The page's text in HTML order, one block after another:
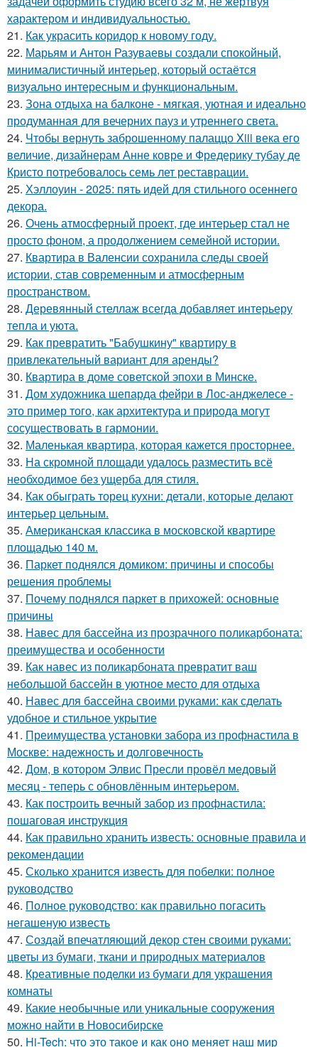
характером и индивидуальностью.
21. Как украсить коридор к новому году.
22. Марьям и Антон Разуваевы создали спокойный,
минималистичный интерьер, который остаётся
визуально интересным и функциональным.
23. Зона отдыха на балконе - мягкая, уютная и идеально
продуманная для вечерних пауз и утреннего света.
24. Чтобы вернуть заброшенному палаццо Xiii века его
величие, дизайнерам Анне ковре и Фредерику тубау де
Кристо потребовалось семь лет реставрации.
25. Хэллоуин - 2025: пять идей для стильного осеннего
декора.
26. Очень атмосферный проект, где интерьер стал не
просто фоном, а продолжением семейной истории.
27. Квартира в Валенсии сохранила следы своей
истории, став современным и атмосферным
пространством.
28. Деревянный стеллаж всегда добавляет интерьеру
тепла и уюта.
29. Как превратить "Бабушкину" квартиру в
привлекательный вариант для аренды?
30. Квартира в доме советской эпохи в Минске.
31. Дом художника шепарда фейри в Лос-анджелесе -
это пример того, как архитектура и природа могут
сосуществовать в гармонии.
32. Маленькая квартира, которая кажется просторнее.
33. На скромной площади удалось разместить всё
необходимое без ущерба для стиля.
34. Как обыграть торец кухни: детали, которые делают
интерьер цельным.
35. Американская классика в московской квартире
площадью 140 м.
36. Паркет поднялся домиком: причины и способы
решения проблемы
37. Почему поднялся паркет в прихожей: основные
причины
38. Навес для бассейна из прозрачного поликарбоната:
преимущества и особенности
39. Как навес из поликарбоната превратит ваш
небольшой бассейн в уютное место для отдыха
40. Навес для бассейна своими руками: как сделать
удобное и стильное укрытие
41. Преимущества установки забора из профнастила в
Москве: надежность и долговечность
42. Дом, в котором Элвис Пресли провёл медовый
месяц - теперь с обновлённым интерьером.
43. Как построить вечный забор из профнастила:
пошаговая инструкция
44. Как правильно хранить известь: основные правила и
рекомендации
45. Сколько хранится известь для побелки: полное
руководство
46. Полное руководство: как правильно погасить
негашеную известь
47. Создай впечатляющий декор стен своими руками:
цветы из бумаги, ткани и природных материалов
48. Креативные поделки из бумаги для украшения
комнаты
49. Какие необычные или уникальные сооружения
можно найти в Новосибирске
50. Hi-Tech: что это такое и как оно меняет наш мир